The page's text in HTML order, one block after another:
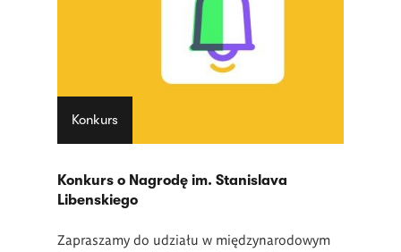
Konkurs
Konkurs o Nagrodę im. Stanislava
Libenskiego
Zapraszamy do udziału w międzynarodowym